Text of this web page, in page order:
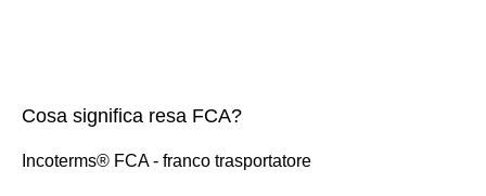
Cosa significa resa FCA?
Incoterms® FCA - franco trasportatore